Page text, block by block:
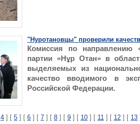
"Нуротановцы" проверили
Комиссия по направлению
партии «Нұр Отан» в
выделяемых из
качество вводимого в
Российской Федерации.
4 ] [ 5 ] [ 6 ] [ 7 ] [ 8 ] [ 9 ] [ 10 ] [ 11 ] [ 12 ] [ 13